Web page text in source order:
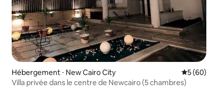
Hébergement ⋅ New Cairo City
5 (60)
Villa privée dans le centre de Newcairo (5 chambres)